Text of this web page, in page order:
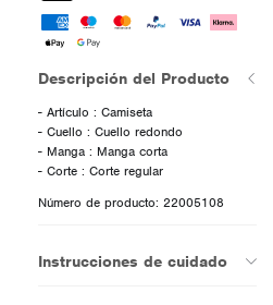
Descripción del Producto
- Artículo : Camiseta
- Cuello : Cuello redondo
- Manga : Manga corta
- Corte : Corte regular
Número de producto: 22005108
Instrucciones de cuidado